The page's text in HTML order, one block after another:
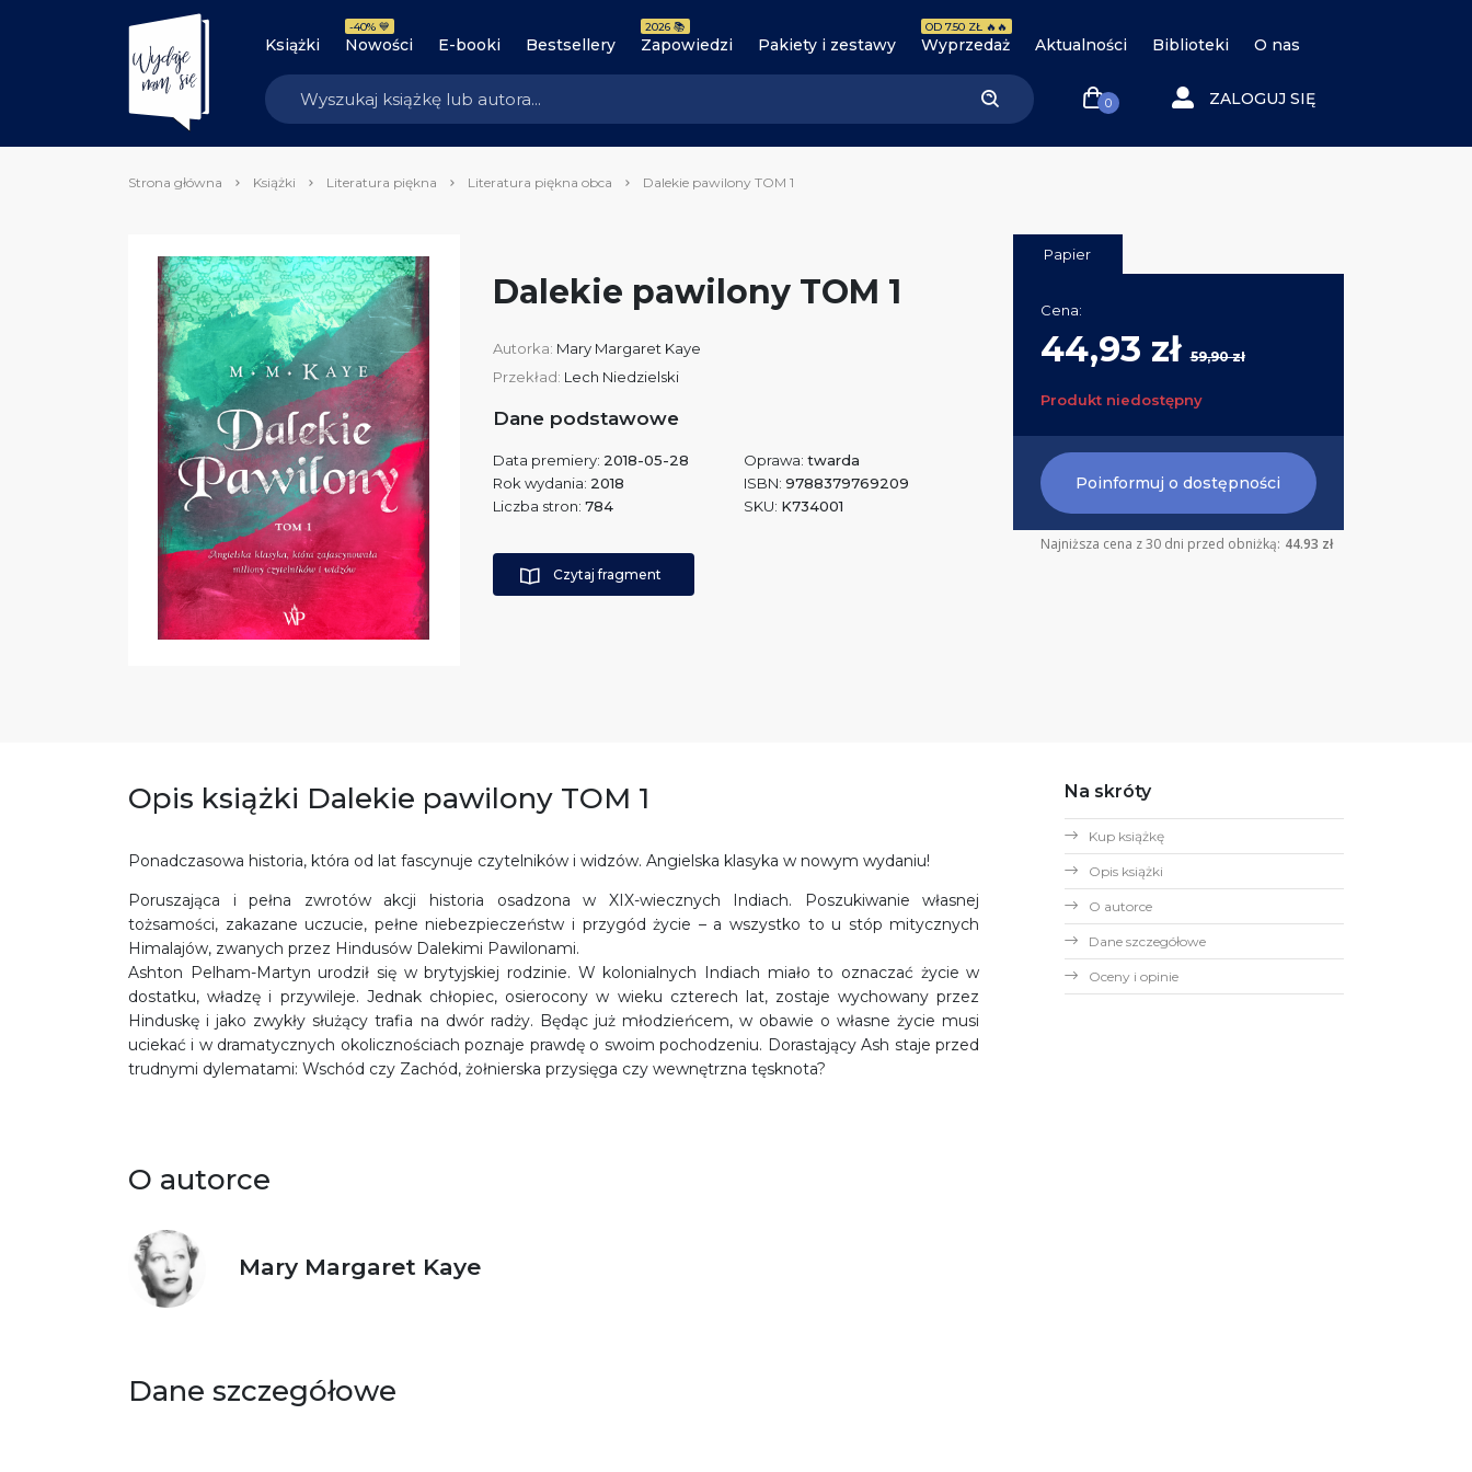
Książki Nowości
-40% 💙
E-booki Bestsellery Zapowiedzi
2026 📚
Pakiety i zestawy Wyprzedaż
OD 7.50 ZŁ 🔥🔥
Aktualności Biblioteki O nas
0 ZALOGUJ SIĘ
Strona główna Książki Literatura piękna Literatura piękna obca Dalekie pawilony TOM 1
Dalekie pawilony TOM 1
Autorka: Mary Margaret Kaye
Przekład: Lech Niedzielski
Dane podstawowe
Data premiery: 2018-05-28
Rok wydania: 2018
Liczba stron: 784
Oprawa: twarda
ISBN: 9788379769209
SKU: K734001
Czytaj fragment
Papier
Cena:
44,93 zł59,90 zł
Produkt niedostępny
Poinformuj o dostępności
Najniższa cena z 30 dni przed obniżką: 44.93 zł
Opis książki Dalekie pawilony TOM 1
Ponadczasowa historia, która od lat fascynuje czytelników i widzów. Angielska klasyka w nowym wydaniu!
Poruszająca i pełna zwrotów akcji historia osadzona w XIX-wiecznych Indiach. Poszukiwanie własnej
tożsamości, zakazane uczucie, pełne niebezpieczeństw i przygód życie – a wszystko to u stóp mitycznych
Himalajów, zwanych przez Hindusów Dalekimi Pawilonami.
Ashton Pelham-Martyn urodził się w brytyjskiej rodzinie. W kolonialnych Indiach miało to oznaczać życie w
dostatku, władzę i przywileje. Jednak chłopiec, osierocony w wieku czterech lat, zostaje wychowany przez
Hinduskę i jako zwykły służący trafia na dwór radży. Będąc już młodzieńcem, w obawie o własne życie musi
uciekać i w dramatycznych okolicznościach poznaje prawdę o swoim pochodzeniu. Dorastający Ash staje przed
trudnymi dylematami: Wschód czy Zachód, żołnierska przysięga czy wewnętrzna tęsknota?
O autorce
Mary Margaret Kaye
Dane szczegółowe
Na skróty
Kup książkę
Opis książki
O autorce
Dane szczegółowe
Oceny i opinie